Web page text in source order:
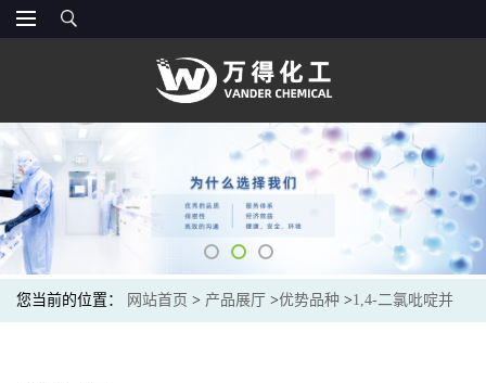
您当前的位置： 网站首页 > 产品展厅 >优势品种 >1,4-二氯吡啶并